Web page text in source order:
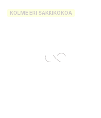
KOLME ERI SÄKKIKOKOA